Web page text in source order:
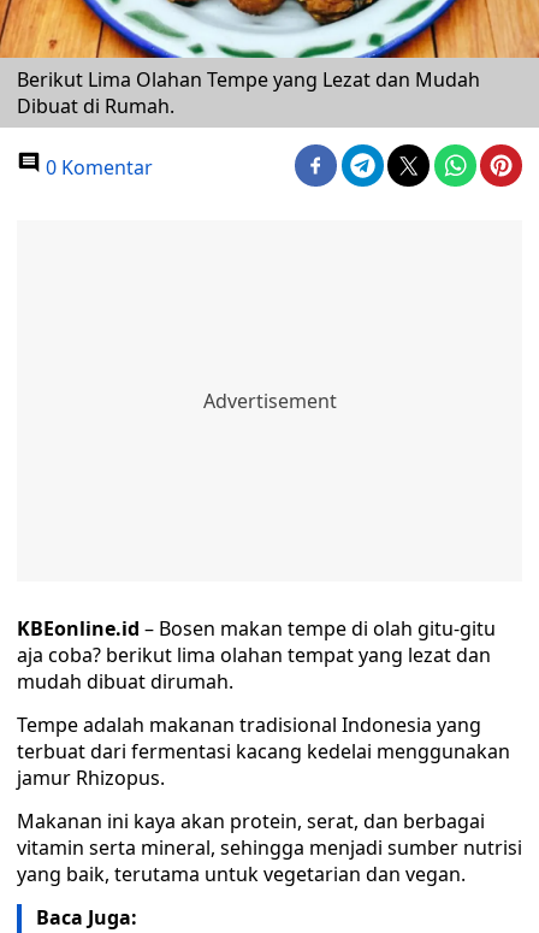
Berikut Lima Olahan Tempe yang Lezat dan Mudah
Dibuat di Rumah.
0 Komentar
KBEonline.id – Bosen makan tempe di olah gitu-gitu
aja coba? berikut lima olahan tempat yang lezat dan
mudah dibuat dirumah.
Tempe adalah makanan tradisional Indonesia yang
terbuat dari fermentasi kacang kedelai menggunakan
jamur Rhizopus.
Makanan ini kaya akan protein, serat, dan berbagai
vitamin serta mineral, sehingga menjadi sumber nutrisi
yang baik, terutama untuk vegetarian dan vegan.
Baca Juga: